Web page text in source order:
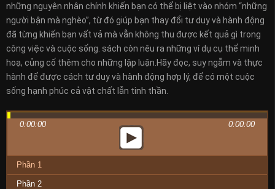
những nguyên nhân chính khiến bạn có thể bị liệt vào nhóm “những
người bận mà nghèo”, từ đó giúp bạn thay đổi tư duy và hành động
đã từng khiến bạn vất vả mà vẫn không thu được kết quả gì trong
công việc và cuộc sống. sách còn nêu ra những ví dụ cụ thể minh
hoạ, củng cố thêm cho những lập luận.Hãy đọc, suy ngẫm và thực
hành để được cách tư duy và hành động hợp lý, để có một cuộc
sống hạnh phúc cả vật chất lẫn tinh thần.
0:00:00 0:00:00
Phần 1
Phần 2